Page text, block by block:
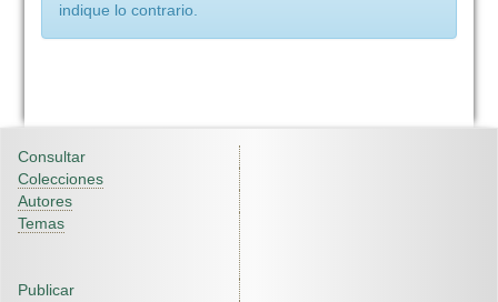
indique lo contrario.
Consultar
Colecciones
Autores
Temas
Publicar